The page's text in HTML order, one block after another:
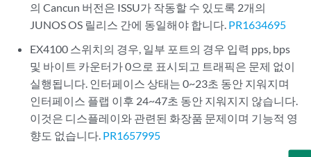
의 Cancun 버전은 ISSU가 작동할 수 있도록 2개의
JUNOS OS 릴리스 간에 동일해야 합니다. PR1634695
EX4100 스위치의 경우, 일부 포트의 경우 입력 pps, bps
및 바이트 카운터가 0으로 표시되고 트래픽은 문제 없이
실행됩니다. 인터페이스 상태는 0~23초 동안 지워지며
인터페이스 플랩 이후 24~47초 동안 지워지지 않습니다.
이것은 디스플레이와 관련된 화장품 문제이며 기능적 영
향도 없습니다. PR1657995